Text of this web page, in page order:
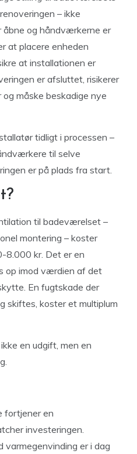
– ikke
og håndværkerne er
at placere enheden
at installationen er
er afsluttet, risikerer
og måske beskadige nye
tidligt i processen –
til selve
er på plads fra start.
til badeværelset –
montering – koster
8.000 kr. Det er en
op imod værdien af det
En fugtskade der
koster et multiplum
en udgift, men en
fortjener en
investeringen.
varmegenvinding er i dag